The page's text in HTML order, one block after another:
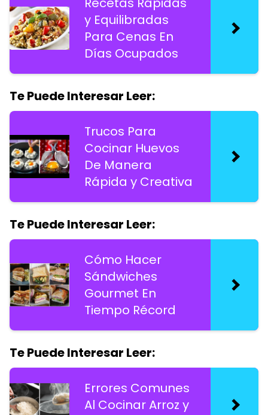
y Equilibradas
Para Cenas En
Días Ocupados
Te Puede Interesar Leer:
Trucos Para
Cocinar Huevos
De Manera
Rápida y Creativa
Te Puede Interesar Leer:
Cómo Hacer
Sándwiches
Gourmet En
Tiempo Récord
Te Puede Interesar Leer:
Errores Comunes
Al Cocinar Arroz y